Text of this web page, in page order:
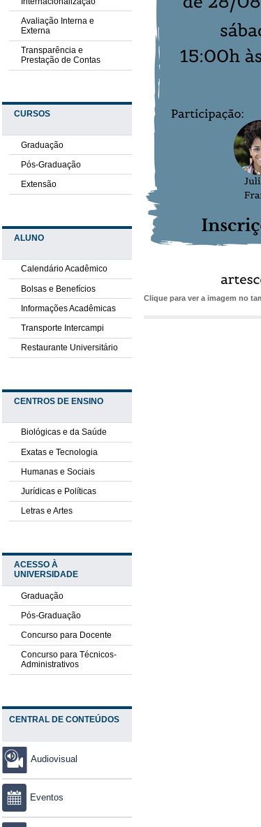
Avaliação Interna e
Externa
Transparência e
Prestação de Contas
CURSOS
Graduação
Pós-Graduação
Extensão
ALUNO
Calendário Acadêmico
Bolsas e Benefícios
Informações Acadêmicas
Transporte Intercampi
Restaurante Universitário
CENTROS DE ENSINO
Biológicas e da Saúde
Exatas e Tecnologia
Humanas e Sociais
Jurídicas e Políticas
Letras e Artes
ACESSO À
UNIVERSIDADE
Graduação
Pós-Graduação
Concurso para Docente
Concurso para Técnicos-
Administrativos
CENTRAL DE CONTEÚDOS
Audiovisual
Eventos
Clique para ver a imagem no